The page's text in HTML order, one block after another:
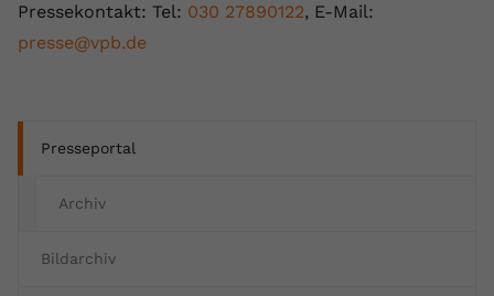
Presseportal
Archiv
Bildarchiv
Pressekontakt: Tel: 030 27890122, E-Mail:
presse@vpb.de